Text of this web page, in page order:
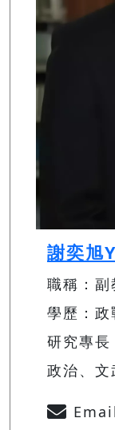
謝奕
職稱：副
學歷：
研究專
政治、